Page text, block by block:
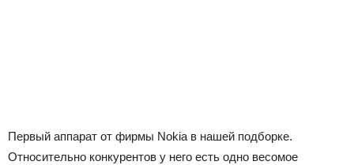
Первый аппарат от фирмы Nokia в нашей подборке.
Относительно конкурентов у него есть одно весомое